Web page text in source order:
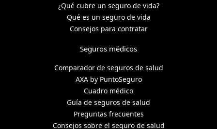
¿Qué cubre un seguro de vida?
Qué es un seguro de vida
Consejos para contratar
Seguros médicos
Comparador de seguros de salud
AXA by PuntoSeguro
Cuadro médico
Guía de seguros de salud
Preguntas frecuentes
Consejos sobre el seguro de salud